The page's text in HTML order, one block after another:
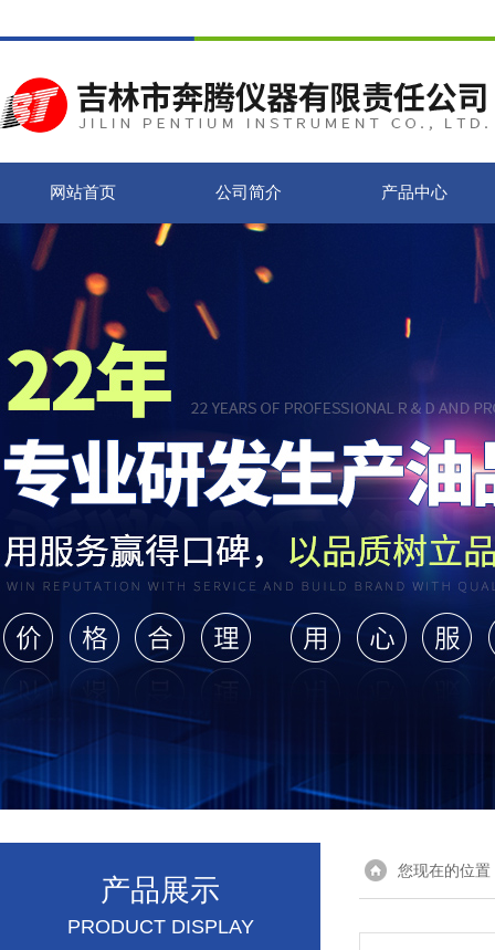
网站首页 公司简介 产品中心
产品展示
PRODUCT DISPLAY
您现在的位置